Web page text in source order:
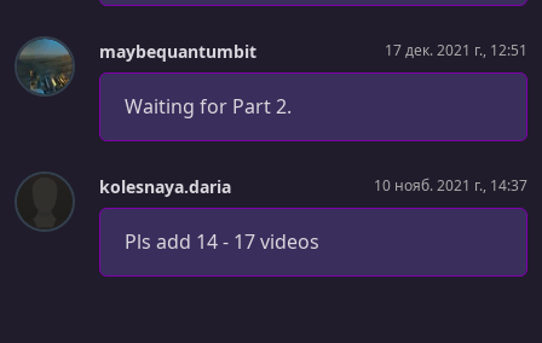
maybequantumbit 17 дек. 2021 г., 12:51
Waiting for Part 2.
kolesnaya.daria 10 нояб. 2021 г., 14:37
Pls add 14 - 17 videos